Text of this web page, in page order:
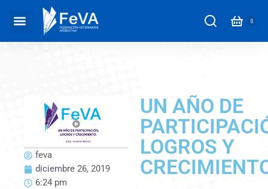
feva
diciembre 26, 2019
6:24 pm
UN AÑO DE
LOGROS Y